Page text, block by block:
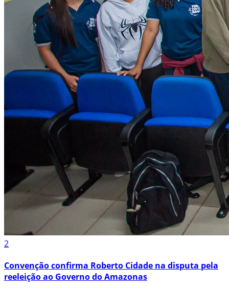
2
Convenção confirma Roberto Cidade na disputa pela
reeleição ao Governo do Amazonas